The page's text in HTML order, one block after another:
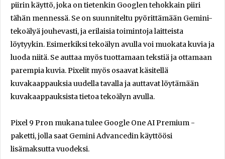
piirin käyttö, joka on tietenkin Googlen tehokkain piiri
tähän mennessä. Se on suunniteltu pyörittämään Gemini-
tekoälyä jouhevasti, ja erilaisia toimintoja laitteista
löytyykin. Esimerkiksi tekoälyn avulla voi muokata kuvia ja
luoda niitä. Se auttaa myös tuottamaan tekstiä ja ottamaan
parempia kuvia. Pixelit myös osaavat käsitellä
kuvakaappauksia uudella tavalla ja auttavat löytämään
kuvakaappauksista tietoa tekoälyn avulla.
Pixel 9 Pron mukana tulee Google One AI Premium -
paketti, jolla saat Gemini Advancedin käyttöösi
lisämaksutta vuodeksi.